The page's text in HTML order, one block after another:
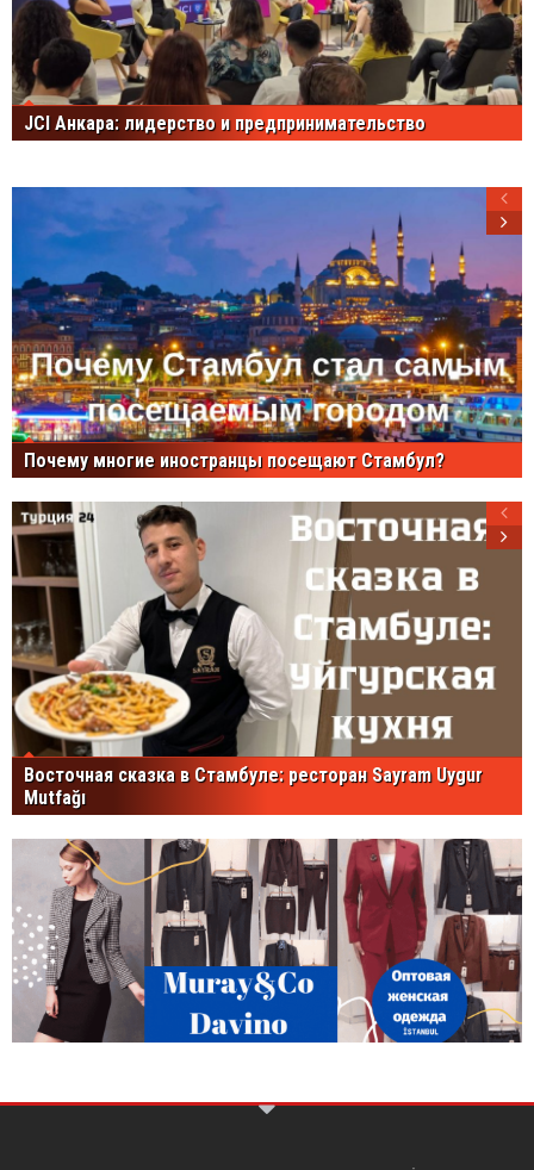
JCI Анкара: лидерство и предпринимательство
Почему многие иностранцы посещают Стамбул?
Восточная сказка в Стамбуле: ресторан Sayram Uygur
Mutfağı